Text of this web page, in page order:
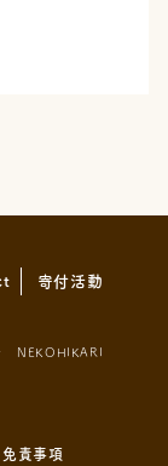
寄付活動
NEKOHIKARI
免責事項